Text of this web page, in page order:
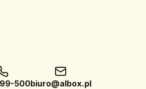
500biuro@albox.pl